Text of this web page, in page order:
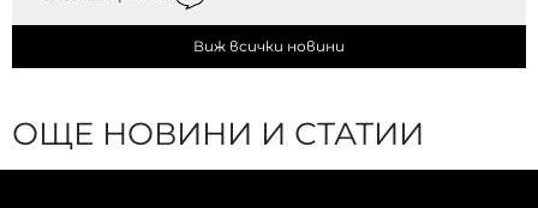
Виж всички новини
ОЩЕ НОВИНИ И СТАТИИ